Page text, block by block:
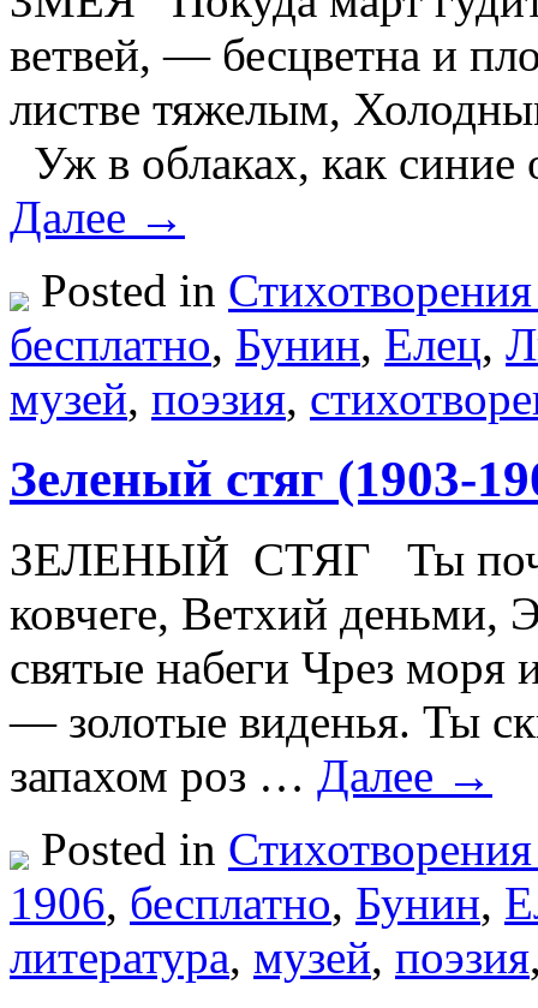
ветвей, — бесцветна и
листве тяжелым,
Уж в облаках, как
Далее →
Posted in
бесплатно, Бунин, Елец,
музей, поэзия,
Зеленый стяг (1903-
ЗЕЛЕНЫЙ СТЯГ Ты
ковчеге, Ветхий деньми,
святые набеги Чрез
— золотые виденья. Ты
запахом роз … Далее →
Posted in
1906, бесплатно, Бунин,
литература, музей, поэзия